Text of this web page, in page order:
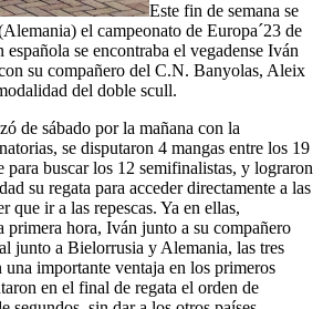
Este fin de semana se
el campeonato de Europa´23 de
se encontraba el vegadense Iván
su compañero del C.N. Banyolas, Aleix
del doble scull.
de sábado por la mañana con la
se disputaron 4 mangas entre los 19
para buscar los 12 semifinalistas, y lograron
su regata para acceder directamente a las
que ir a las repescas. Ya en ellas,
primera hora, Iván junto a su compañero
junto a Bielorrusia y Alemania, las tres
una importante ventaja en los primeros
en el final de regata el orden de